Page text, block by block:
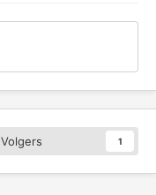
Volgers 1